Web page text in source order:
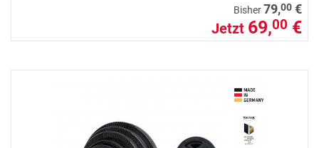
Bisher79,00 €
Jetzt 69,00 €